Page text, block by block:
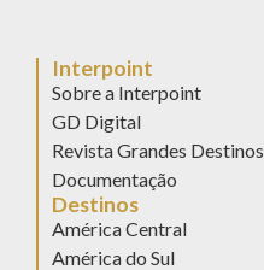
Interpoint
Sobre a Interpoint
GD Digital
Revista Grandes Destinos
Documentação
Destinos
América Central
América do Sul